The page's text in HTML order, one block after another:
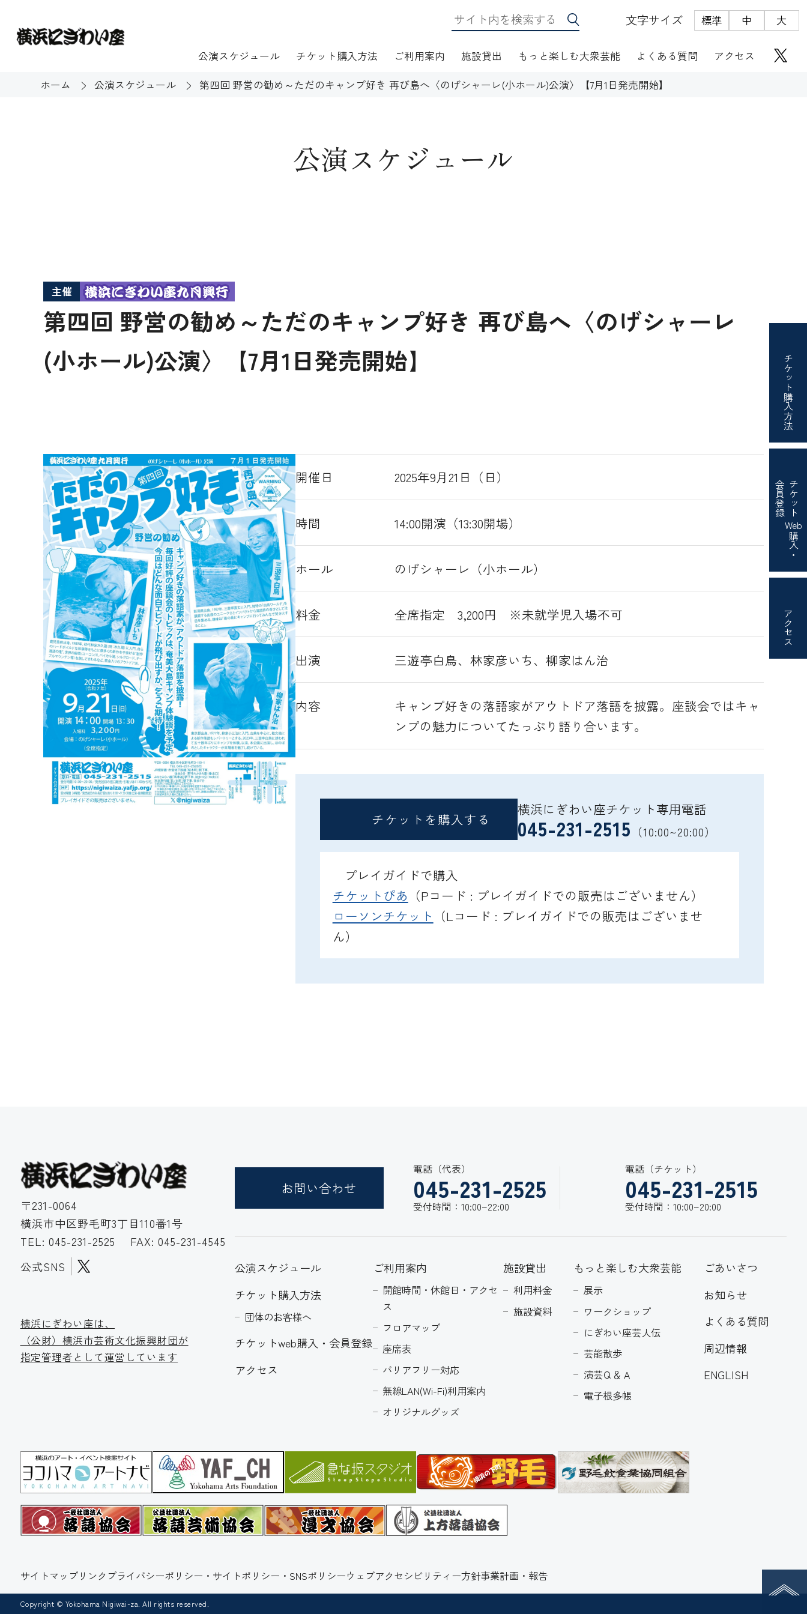
文字サイズ 標準 中 大
公演スケジュール チケット購入方法 ご利用案内
開館時間・休館日・アクセス フロアマップ
施設貸出
施設資料
もっと楽しむ大衆芸能
ワークショップ
よくある質問 アクセス
チケット
購入方法
チケット
Web
購入・
会員登録
アクセス
ホーム 公演スケジュール 第四回 野営の勧め～ただのキャンプ好き 再び島へ〈のげシャーレ(小ホール)公演〉【7月1日発売開始】
公演スケジュール
主催
第四回 野営の勧め～ただのキャンプ好き 再び島へ〈のげシャーレ
(小ホール)公演〉【7月1日発売開始】
開催日 2025年9月21日（日）
時間 14:00開演（13:30開場）
ホール のげシャーレ（小ホール）
料金 全席指定 3,200円 ※未就学児入場不可
出演 三遊亭白鳥、林家彦いち、柳家はん治
内容
キャンプ好きの落語家がアウトドア落語を披露。座談会ではキャ
ンプの魅力についてたっぷり語り合います。
チケットを購入する
横浜にぎわい座チケット専用電話
045-231-2515 （10:00~20:00）
プレイガイドで購入
チケットぴあ （Pコード : プレイガイドでの販売はございません）
ローソンチケット （Lコード : プレイガイドでの販売はございませ
ん）
〒231-0064
横浜市中区野毛町3丁目110番1号
TEL: 045-231-2525
FAX: 045-231-4545
公式SNS
お問い合わせ
電話（代表）
045-231-2525
受付時間：10:00~22:00
電話（チケット）
045-231-2515
受付時間：10:00~20:00
横浜にぎわい座は、
（公財）横浜市芸術文化振興財団が
指定管理者として運営しています
公演スケジュール
チケット購入方法
団体のお客様へ
チケットweb購入・会員登録
アクセス
ご利用案内
開館時間・休館日・アクセ
ス
フロアマップ
座席表
バリアフリー対応
無線LAN(Wi-Fi)利用案内
オリジナルグッズ
施設貸出
利用料金
施設資料
もっと楽しむ大衆芸能
展示
ワークショップ
にぎわい座芸人伝
芸能散歩
演芸Ｑ＆Ａ
電子根多帳
ごあいさつ
お知らせ
よくある質問
周辺情報
ENGLISH
サイトマップリンク プライバシーポリシー・サイトポリシー・SNSポリシーウェブアクセシビリティー方針事業計画・報告
Copyright © Yokohama Nigiwai-za. All rights reserved.